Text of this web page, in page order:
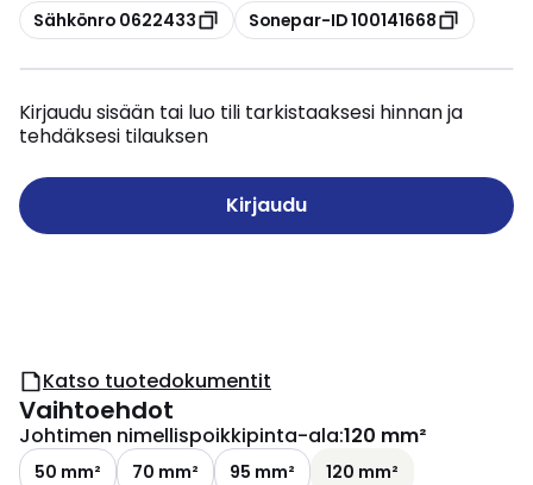
Kopioi
Sähkönro 0622433 Kopioi
Sonepar-ID 100141668
Kirjaudu sisään tai luo tili tarkistaaksesi hinnan ja
tehdäksesi tilauksen
Kirjaudu
Katso tuotedokumentit
Vaihtoehdot
Johtimen nimellispoikkipinta-ala:120 mm²
50 mm² 70 mm² 95 mm²
120 mm²